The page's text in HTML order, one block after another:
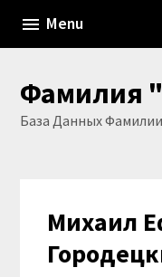
content
Menu
Фамилия
База Данных
Михаил